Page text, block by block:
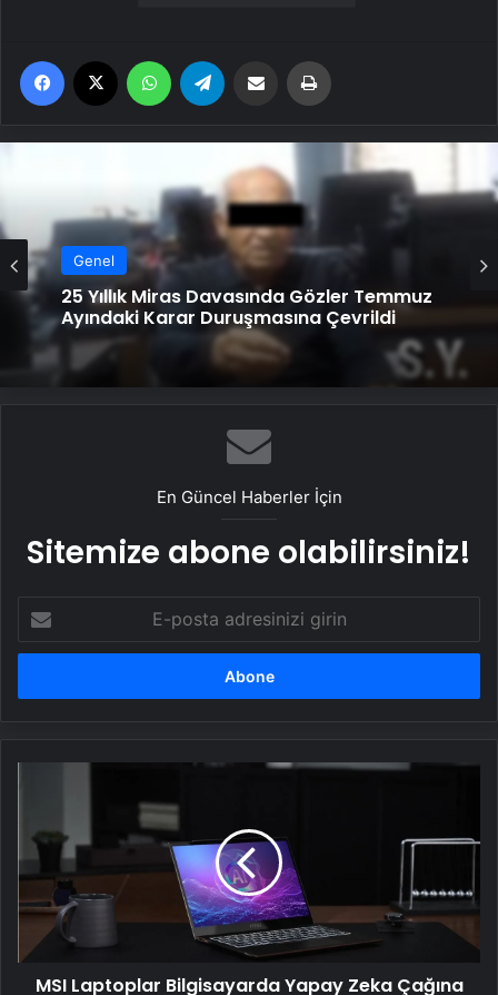
Facebook WhatsApp Email'den paylaş
Genel
25 Yıllık Miras Davasında Gözler Temmuz
Ayındaki Karar Duruşmasına Çevrildi
Genel
En Güncel Haberler İçin
Sitemize abone olabilirsiniz!
posta
adresinizi
Yapay
Çağına
Öncülük
Ediyor
MSI Laptoplar Bilgisayarda Yapay Zeka Çağına